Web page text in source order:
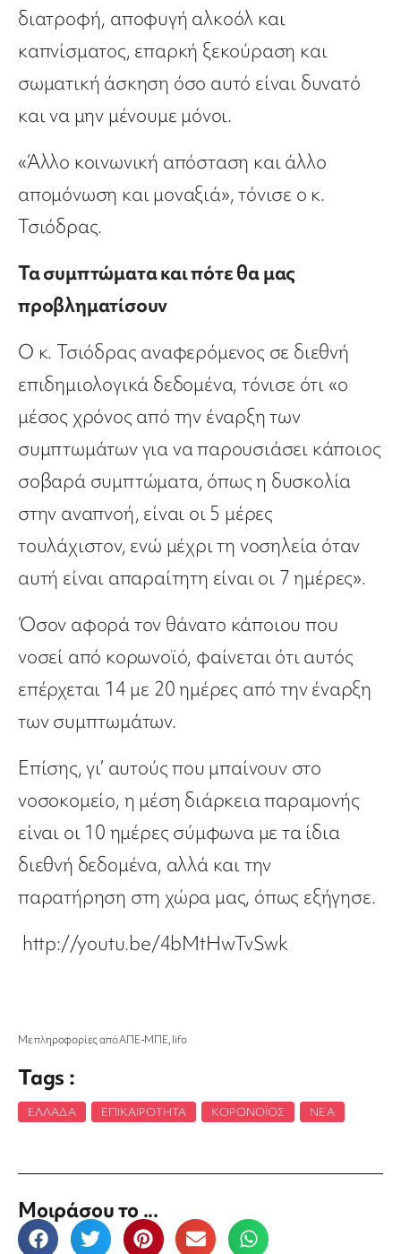
διατροφή, αποφυγή αλκοόλ και
καπνίσματος, επαρκή ξεκούραση και
σωματική άσκηση όσο αυτό είναι δυνατό
και να μην μένουμε μόνοι.
«Άλλο κοινωνική απόσταση και άλλο
απομόνωση και μοναξιά», τόνισε ο κ.
Τσιόδρας.
Τα συμπτώματα και πότε θα μας
προβληματίσουν
Ο κ. Τσιόδρας αναφερόμενος σε διεθνή
επιδημιολογικά δεδομένα, τόνισε ότι «ο
μέσος χρόνος από την έναρξη των
συμπτωμάτων για να παρουσιάσει κάποιος
σοβαρά συμπτώματα, όπως η δυσκολία
στην αναπνοή, είναι οι 5 μέρες
τουλάχιστον, ενώ μέχρι τη νοσηλεία όταν
αυτή είναι απαραίτητη είναι οι 7 ημέρες».
Όσον αφορά τον θάνατο κάποιου που
νοσεί από κορωνοϊό, φαίνεται ότι αυτός
επέρχεται 14 με 20 ημέρες από την έναρξη
των συμπτωμάτων.
Επίσης, γι’ αυτούς που μπαίνουν στο
νοσοκομείο, η μέση διάρκεια παραμονής
είναι οι 10 ημέρες σύμφωνα με τα ίδια
διεθνή δεδομένα, αλλά και την
παρατήρηση στη χώρα μας, όπως εξήγησε.
http://youtu.be/4bMtHwTvSwk
Με πληροφορίες από ΑΠΕ-ΜΠΕ, lifo
Tags :
ΕΛΛΆΔΑ ΕΠΙΚΑΙΡΌΤΗΤΑ ΚΟΡΟΝΟΪΌΣ ΝΈΑ
Μοιράσου το ...